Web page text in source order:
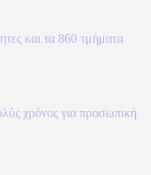
και τα 860 τμήματα
χρόνος για προσωπική